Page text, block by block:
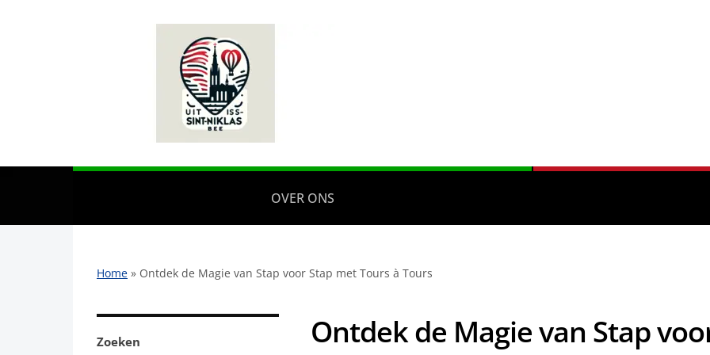
OVER ONS
Home » Ontdek de Magie van Stap voor Stap met Tours à Tours
Zoeken
Ontdek de Magie van Stap